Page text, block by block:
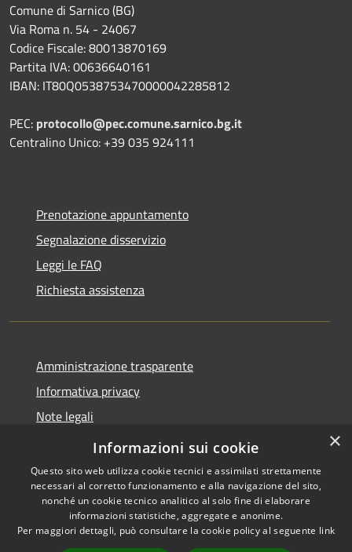
Comune di Sarnico (BG)
Via Roma n. 54 - 24067
Codice Fiscale: 80013870169
Partita IVA: 00636640161
IBAN: IT80Q0538753470000042285812
PEC: protocollo@pec.comune.sarnico.bg.it
Centralino Unico: +39 035 924111
Prenotazione appuntamento
Segnalazione disservizio
Leggi le FAQ
Richiesta assistenza
Amministrazione trasparente
Informativa privacy
Note legali
Dichiarazione di accessibilità
Accessibilità
Copyright © 2026 • Comune di
Sarnico • Powered by
×
Informazioni sui cookie
Questo sito web utilizza cookie tecnici e assimilati strettamente
necessari al corretto funzionamento e alla navigazione del sito,
nonché un cookie tecnico analitico al solo fine di elaborare
informazioni statistiche, aggregate e anonime.
Per maggiori dettagli, può consultare la cookie policy al seguente link